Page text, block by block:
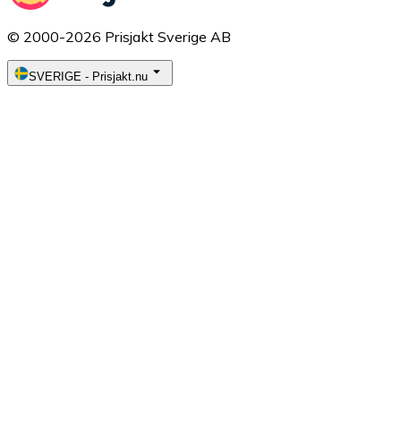
© 2000-2026 Prisjakt Sverige AB
SVERIGE - Prisjakt.nu